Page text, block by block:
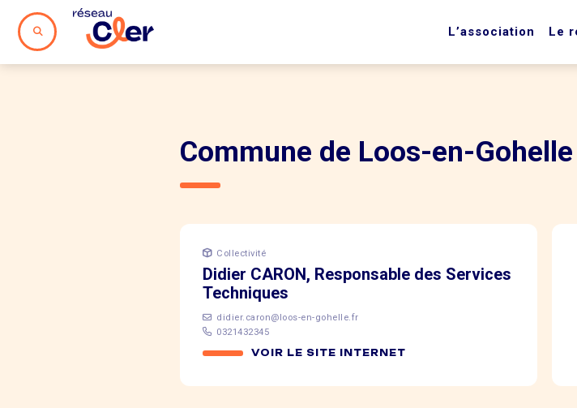
L’association Le
Commune de Loos-en-Gohelle
Collectivité
Didier CARON, Responsable des Services
Techniques
didier.caron@loos-en-gohelle.fr
0321432345
VOIR LE SITE INTERNET